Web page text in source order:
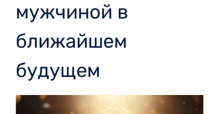
мужчиной в
ближайшем
будущем